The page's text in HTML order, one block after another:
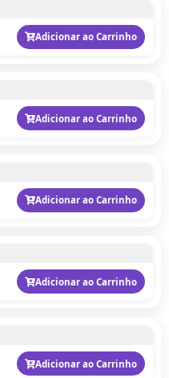
Adicionar ao Carrinho
Adicionar ao Carrinho
Adicionar ao Carrinho
Adicionar ao Carrinho
Adicionar ao Carrinho